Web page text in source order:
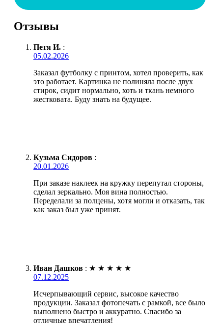
Отзывы
Петя И. :
05.02.2026
Заказал футболку с принтом, хотел проверить, как
это работает. Картинка не полиняла после двух
стирок, сидит нормально, хоть и ткань немного
жестковата. Буду знать на будущее.
Кузьма Сидоров :
20.01.2026
При заказе наклеек на кружку перепутал стороны,
сделал зеркально. Моя вина полностью.
Переделали за полцены, хотя могли и отказать, так
как заказ был уже принят.
Иван Дашков : ★ ★ ★ ★ ★
07.12.2025
Исчерпывающий сервис, высокое качество
продукции. Заказал фотопечать с рамкой, все было
выполнено быстро и аккуратно. Спасибо за
отличные впечатления!